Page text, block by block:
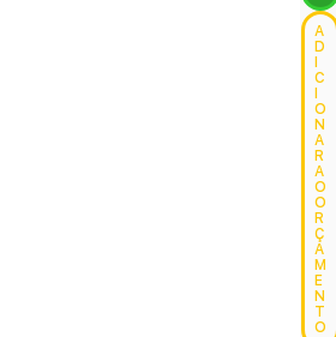
A
D
C
O
N
A
R
A
O
O
R
Ç
A
M
E
N
T
O